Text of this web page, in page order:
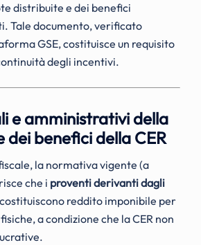
distribuite e dei benefici
Tale documento, verificato
GSE, costituisce un requisito
degli incentivi.
e amministrativi della
dei benefici della CER
la normativa vigente (a
che i proventi derivanti dagli
reddito imponibile per
a condizione che la CER non